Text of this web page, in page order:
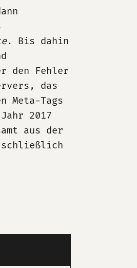
. Bis dahin
den Fehler
das
Meta-Tags
2017
aus der